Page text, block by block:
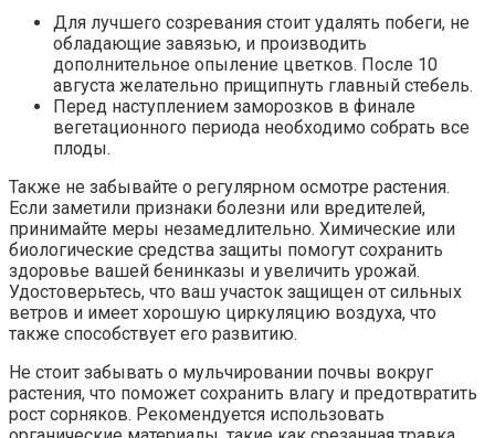
Для лучшего созревания стоит удалять побеги, не
обладающие завязью, и производить
дополнительное опыление цветков. После 10
августа желательно прищипнуть главный стебель.
Перед наступлением заморозков в финале
вегетационного периода необходимо собрать все
плоды.
Также не забывайте о регулярном осмотре растения.
Если заметили признаки болезни или вредителей,
принимайте меры незамедлительно. Химические или
биологические средства защиты помогут сохранить
здоровье вашей бенинказы и увеличить урожай.
Удостоверьтесь, что ваш участок защищен от сильных
ветров и имеет хорошую циркуляцию воздуха, что
также способствует его развитию.
Не стоит забывать о мульчировании почвы вокруг
растения, что поможет сохранить влагу и предотвратить
рост сорняков. Рекомендуется использовать